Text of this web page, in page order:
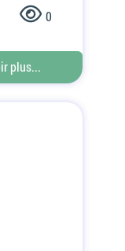
0
plus...